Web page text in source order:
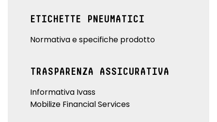
ETICHETTE PNEUMATICI
Normativa e specifiche prodotto
TRASPARENZA ASSICURATIVA
Informativa Ivass
Mobilize Financial Services